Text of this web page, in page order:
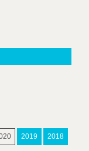
2019 2018